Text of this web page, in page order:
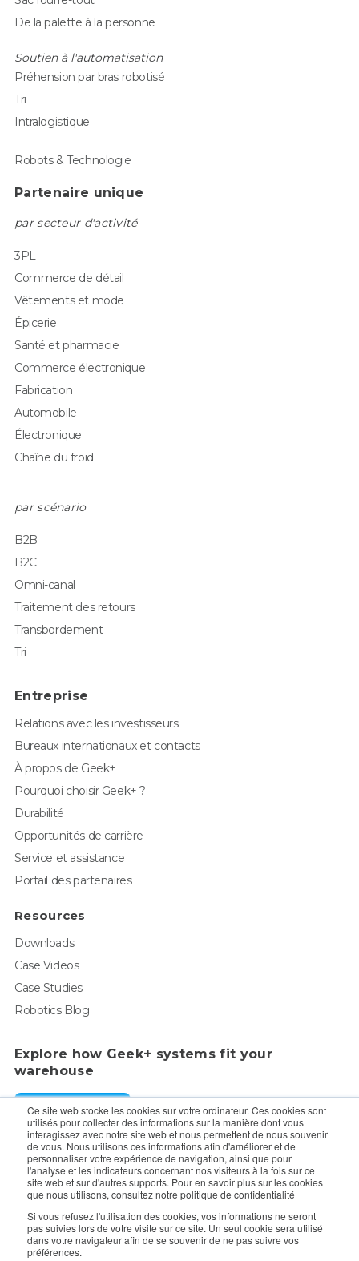
Ce site web stocke les cookies sur votre ordinateur. Ces cookies sont
utilisés pour collecter des informations sur la manière dont vous
interagissez avec notre site web et nous permettent de nous souvenir
de vous. Nous utilisons ces informations afin d'améliorer et de
personnaliser votre expérience de navigation, ainsi que pour
l'analyse et les indicateurs concernant nos visiteurs à la fois sur ce
site web et sur d'autres supports. Pour en savoir plus sur les cookies
que nous utilisons, consultez notre politique de confidentialité
Si vous refusez l'utilisation des cookies, vos informations ne seront
pas suivies lors de votre visite sur ce site. Un seul cookie sera utilisé
dans votre navigateur afin de se souvenir de ne pas suivre vos
préférences.
De la palette à la personne
Soutien à l'automatisation
Préhension par bras robotisé
Tri
Intralogistique
Robots & Technologie
Partenaire unique
par secteur d'activité
3PL
Commerce de détail
Vêtements et mode
Épicerie
Santé et pharmacie
Commerce électronique
Fabrication
Automobile
Électronique
Chaîne du froid
par scénario
B2B
B2C
Omni-canal
Traitement des retours
Transbordement
Tri
Entreprise
Relations avec les investisseurs
Bureaux internationaux et contacts
À propos de Geek+
Pourquoi choisir Geek+ ?
Durabilité
Opportunités de carrière
Service et assistance
Portail des partenaires
Resources
Downloads
Case Videos
Case Studies
Robotics Blog
Explore how Geek+ systems fit your
warehouse
Request a Demo
For enquiry, contact sales:sales@geekplus.com. for
promotions, contact PR:pr@geekplus.com
Copyright © 2026 Geekplus Technology Co., Ltd. All rights
reserved.